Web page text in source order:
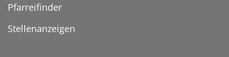
Pfarreifinder
Stellenanzeigen